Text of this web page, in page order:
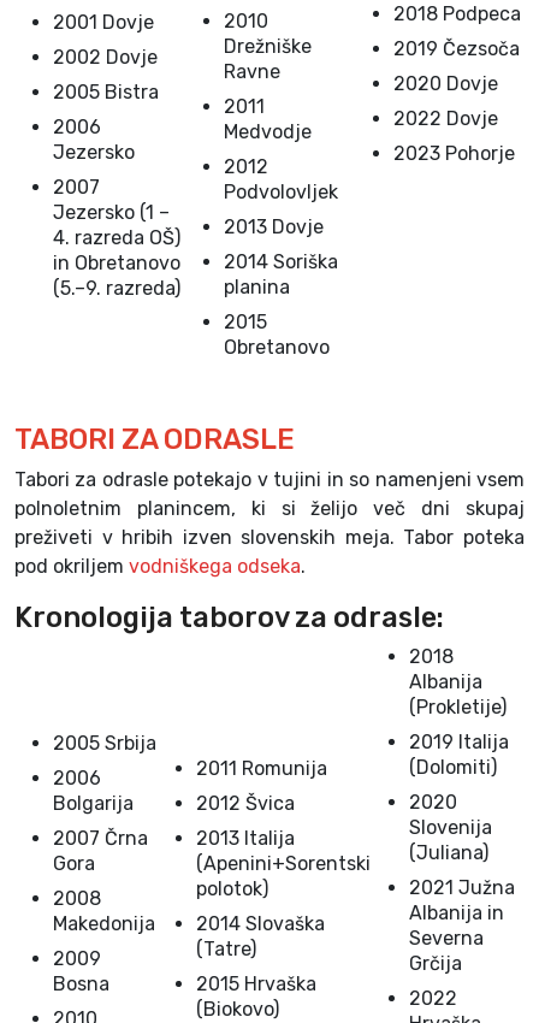
2001 Dovje
2002 Dovje
2005 Bistra
2006
Jezersko
2007
Jezersko (1 –
4. razreda OŠ)
in Obretanovo
(5.–9. razreda)
2010
Drežniške
Ravne
2011
Medvodje
2012
Podvolovljek
2013 Dovje
2014 Soriška
planina
2015
Obretanovo
2018 Podpeca
2019 Čezsoča
2020 Dovje
2022 Dovje
2023 Pohorje
TABORI ZA ODRASLE
Tabori za odrasle potekajo v tujini in so namenjeni vsem
polnoletnim planincem, ki si želijo več dni skupaj
preživeti v hribih izven slovenskih meja. Tabor poteka
pod okriljem vodniškega odseka.
Kronologija taborov za odrasle:
2005 Srbija
2006
Bolgarija
2007 Črna
Gora
2008
Makedonija
2009
Bosna
2011 Romunija
2012 Švica
2013 Italija
(Apenini+Sorentski
polotok)
2014 Slovaška
(Tatre)
2015 Hrvaška
(Biokovo)
2018
Albanija
(Prokletije)
2019 Italija
(Dolomiti)
2020
Slovenija
(Juliana)
2021 Južna
Albanija in
Severna
Grčija
2022